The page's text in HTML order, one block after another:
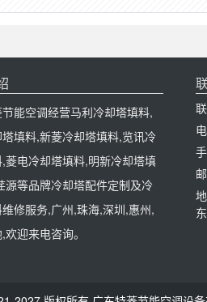
能空调经营马利冷却塔填料,
塔填料,新菱冷却塔填料,览讯冷
菱电冷却塔填料,明新冷却塔填
源等品牌冷却塔配件定制及冷
修服务,广州,珠海,深圳,惠州,
迎来电咨询。